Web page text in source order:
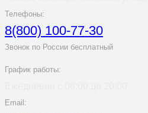
Телефоны:
8(800) 100-77-30
Звонок по России бесплатный
График работы:
Email: